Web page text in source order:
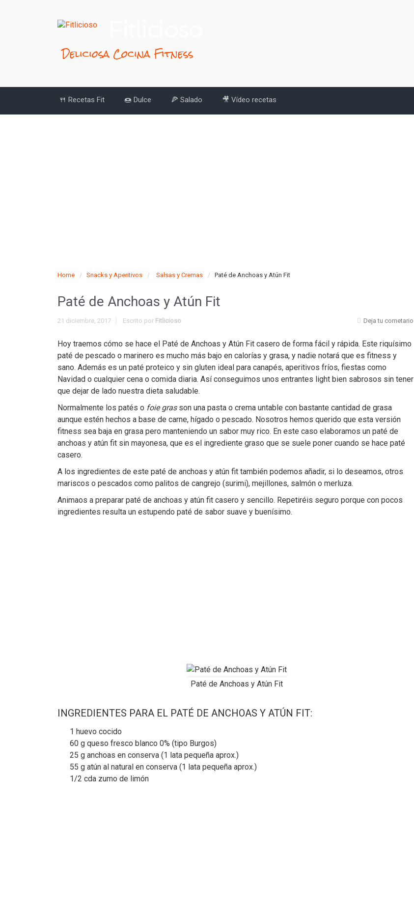
Deliciosa Cocina Fitness
🍴 Recetas Fit 🍩 Dulce 🍕 Salado 🎥 Vídeo recetas
Home Snacks y Aperitivos Salsas y Cremas Paté de Anchoas y Atún Fit
Paté de Anchoas y Atún Fit
21 diciembre, 2017 Deja tu cometario
Escrito por Fitlicioso
Hoy traemos cómo se hace el Paté de Anchoas y Atún Fit casero de forma fácil y rápida. Este riquísimo
paté de pescado o marinero es mucho más bajo en calorías y grasa, y nadie notará que es fitness y
sano. Además es un paté proteico y sin gluten ideal para canapés, aperitivos fríos, fiestas como
Navidad o cualquier cena o comida diaria. Así conseguimos unos entrantes light bien sabrosos sin tener
que dejar de lado nuestra dieta saludable.
Normalmente los patés o foie gras son una pasta o crema untable con bastante cantidad de grasa
aunque estén hechos a base de carne, hígado o pescado. Nosotros hemos querido que esta versión
fitness sea baja en grasa pero manteniendo un sabor muy rico. En este caso elaboramos un paté de
anchoas y atún fit sin mayonesa, que es el ingrediente graso que se suele poner cuando se hace paté
casero.
A los ingredientes de este paté de anchoas y atún fit también podemos añadir, si lo deseamos, otros
mariscos o pescados como palitos de cangrejo (surimi), mejillones, salmón o merluza.
Animaos a preparar paté de anchoas y atún fit casero y sencillo. Repetiréis seguro porque con pocos
ingredientes resulta un estupendo paté de sabor suave y buenísimo.
Paté de Anchoas y Atún Fit
INGREDIENTES PARA EL PATÉ DE ANCHOAS Y ATÚN FIT:
1 huevo cocido
60 g queso fresco blanco 0% (tipo Burgos)
25 g anchoas en conserva (1 lata pequeña aprox.)
55 g atún al natural en conserva (1 lata pequeña aprox.)
1/2 cda zumo de limón